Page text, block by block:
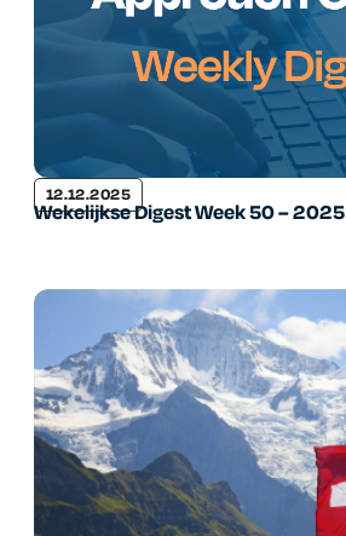
12.12.2025
Wekelijkse Digest Week 50 – 2025